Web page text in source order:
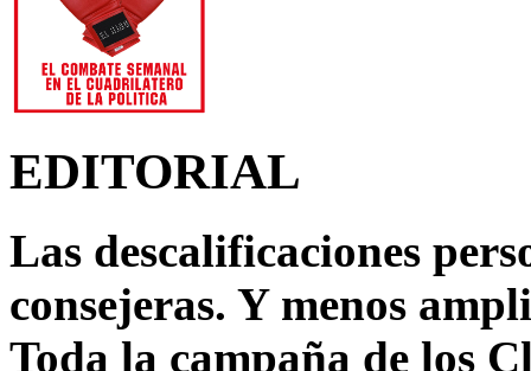
EDITORIAL
Las descalificaciones
consejeras. Y menos
Toda la campaña de los